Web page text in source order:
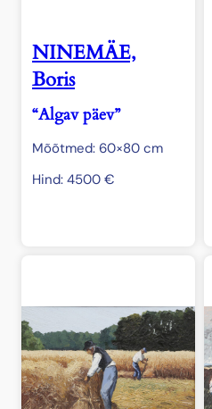
NINEMÄE,
Boris
“Algav päev”
Mõõtmed: 60×80 cm
Hind: 4500 €